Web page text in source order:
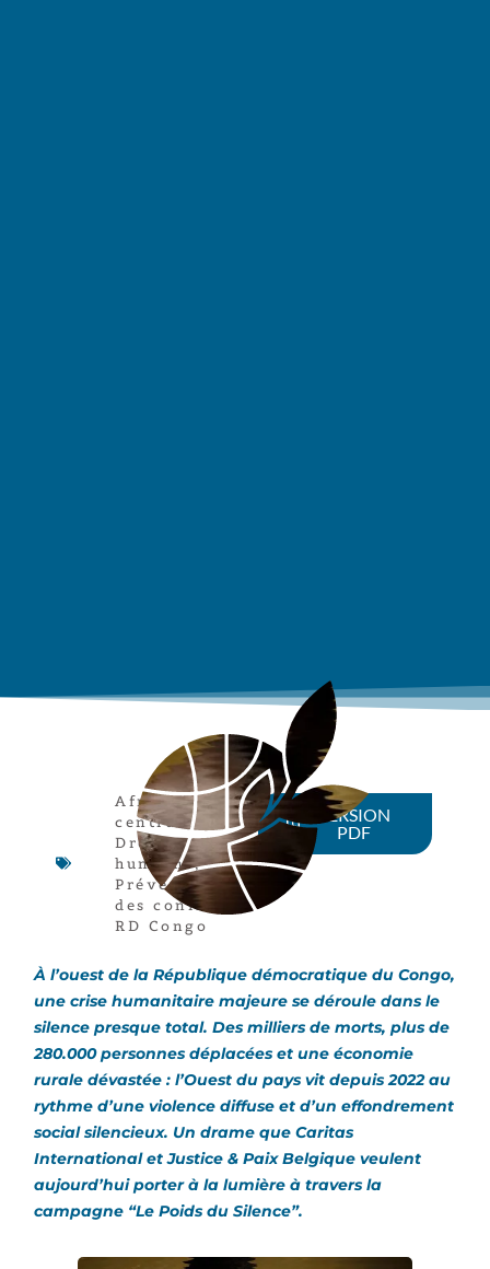
Afrique
centrale,
Droits
humains,
Prévention
des conflits
RD Congo
VERSION
PDF
À l’ouest de la République démocratique du Congo,
une crise humanitaire majeure se déroule dans le
silence presque total. Des milliers de morts, plus de
280.000 personnes déplacées et une économie
rurale dévastée : l’Ouest du pays vit depuis 2022 au
rythme d’une violence diffuse et d’un effondrement
social silencieux. Un drame que Caritas
International et Justice & Paix Belgique veulent
aujourd’hui porter à la lumière à travers la
campagne “Le Poids du Silence”.